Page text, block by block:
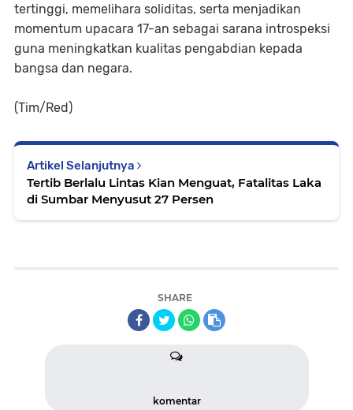
tertinggi, memelihara soliditas, serta menjadikan
momentum upacara 17-an sebagai sarana introspeksi
guna meningkatkan kualitas pengabdian kepada
bangsa dan negara.
(Tim/Red)
Artikel Selanjutnya
Tertib Berlalu Lintas Kian Menguat, Fatalitas Laka
di Sumbar Menyusut 27 Persen
SHARE
komentar